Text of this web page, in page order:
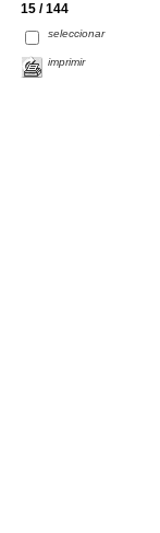
15 / 144
seleccionar
imprimir